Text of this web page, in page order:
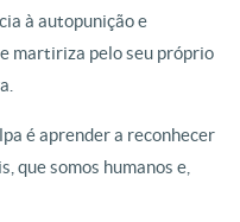
à autopunição e
martiriza pelo seu próprio
é aprender a reconhecer
que somos humanos e,